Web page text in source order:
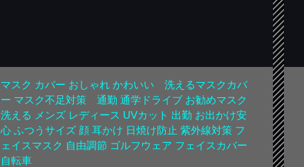
マスク カバー おしゃれ かわいい 洗えるマスクカバ
ー マスク不足対策 通勤 通学ドライブ お勧めマスク
洗える メンズ レディース UVカット 出勤 お出かけ安
心 ふつうサイズ 顔 耳かけ 日焼け防止 紫外線対策 フ
ェイスマスク 自由調節 ゴルフウェア フェイスカバー
自転車